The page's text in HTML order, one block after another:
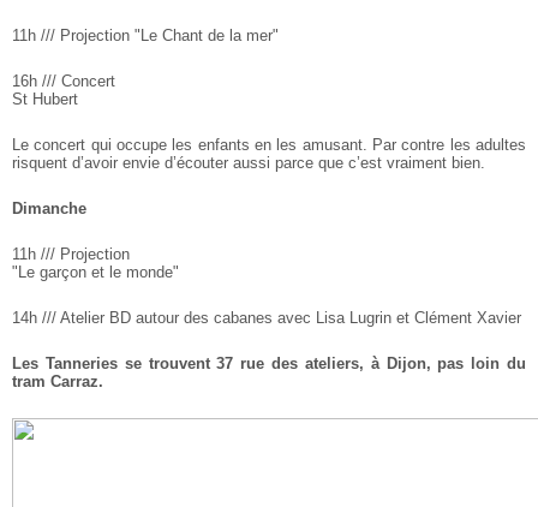
11h /// Projection "Le Chant de la mer"
16h /// Concert
St Hubert
Le concert qui occupe les enfants en les amusant. Par contre les adultes
risquent d’avoir envie d’écouter aussi parce que c’est vraiment bien.
Dimanche
11h /// Projection
"Le garçon et le monde"
14h /// Atelier BD autour des cabanes avec Lisa Lugrin et Clément Xavier
Les Tanneries se trouvent 37 rue des ateliers, à Dijon, pas loin du
tram Carraz.